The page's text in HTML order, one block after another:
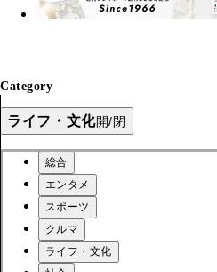
Category
ライフ・文化開/閉
総合
エンタメ
スポーツ
クルマ
ライフ・文化